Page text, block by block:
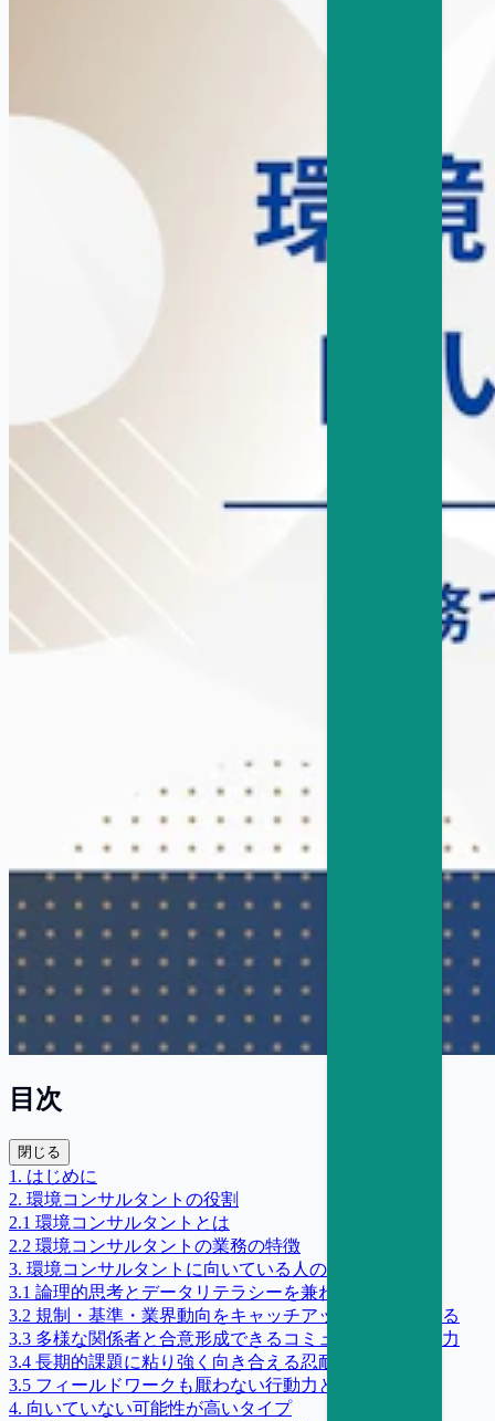
目次
閉じる
1 . はじめに
2. 環境コンサルタントの役割
2.1 環境コンサルタントとは
2.2 環境コンサルタントの業務の特徴
3. 環境コンサルタントに向いている人の特徴
3.1 論理的思考とデータリテラシーを兼ね備えている
3.2 規制・基準・業界動向をキャッチアップし続けられる
3.3 多様な関係者と合意形成できるコミュニケーション力
3.4 長期的課題に粘り強く向き合える忍耐力
3.5 フィールドワークも厭わない行動力と体力
4. 向いていない可能性が高いタイプ